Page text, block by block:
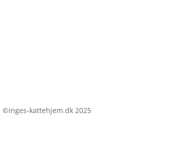
©inges-kattehjem.dk 2025